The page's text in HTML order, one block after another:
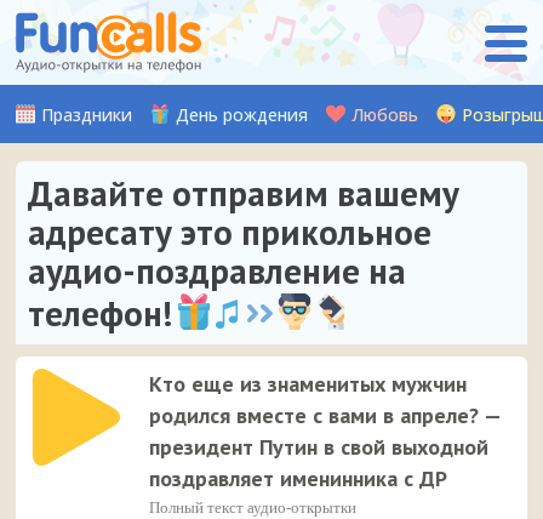
Праздники День рождения Любовь
Давайте отправим вашему
адресату это прикольное
аудио-поздравление на
телефон!
Кто еще из знаменитых мужчин
родился вместе с вами в апреле? —
президент Путин в свой выходной
поздравляет именинника с ДР
Полный текст аудио-открытки